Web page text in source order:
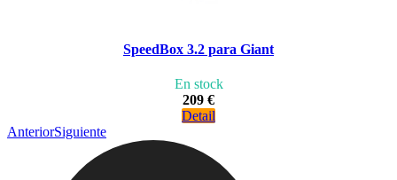
SpeedBox 3.2 para Giant
En stock
209 €
Detail
AnteriorSiguiente